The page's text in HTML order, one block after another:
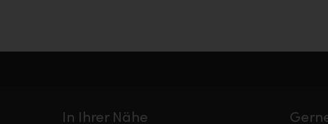
In Ihrer Nähe